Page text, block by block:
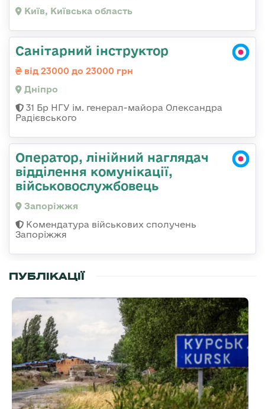
Київ, Київська область
Санітарний інструктор
від 23000 до 23000 грн
Дніпро
31 Бр НГУ ім. генерал-майора Олександра
Радієвського
Оператор, лінійний наглядач
відділення комунікації,
військовослужбовець
Запоріжжя
Комендатура військових сполучень
Запоріжжя
ПУБЛІКАЦІЇ